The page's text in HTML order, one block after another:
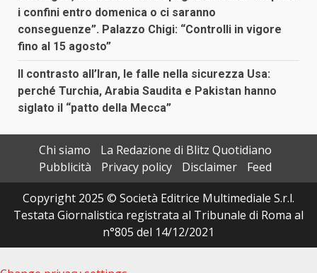
i confini entro domenica o ci saranno
conseguenze”. Palazzo Chigi: “Controlli in vigore
fino al 15 agosto”
Il contrasto all’Iran, le falle nella sicurezza Usa:
perché Turchia, Arabia Saudita e Pakistan hanno
siglato il “patto della Mecca”
Chi siamo
La Redazione di Blitz Quotidiano
Pubblicità
Privacy policy Disclaimer
Feed
Copyright 2025 © Società Editrice Multimediale S.r.l.
Testata Giornalistica registrata al Tribunale di Roma al
n°805 del 14/12/2021